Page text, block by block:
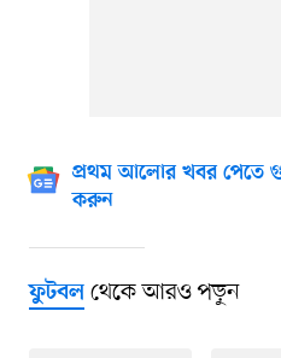
প্রথম আলোর খবর পেতে
করুন
ফুটবলথেকে আরও পড়ুন